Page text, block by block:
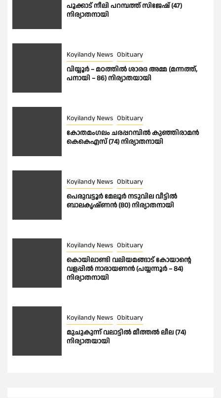
പൂക്കാട് നീലി പറമ്പത്ത് സിജേഷ് (47)
നിര്യാതനായി
Koyilandy News Obituary
വിയ്യൂർ – മഠത്തിൽ ശാരദ അമ്മ (മന്നത്ത്,
പനായി – 86) നിര്യാതയായി
Koyilandy News Obituary
കോതമംഗലം ചരപ്പറമ്പിൽ കുഞ്ഞിരാമൻ
കെകെഎസ് (74) നിര്യാതനായി
Koyilandy News Obituary
പെരുവട്ടൂർ മേലൂർ നടുവില വീട്ടിൽ
ബാലകൃഷ്ണൻ (80) നിര്യാതനായി
Koyilandy News Obituary
കൊയിലാണ്ടി വലിയമങ്ങാട് കോയാൻ്റെ
വളപ്പിൽ നാരായണൻ (പയ്യന്നൂർ – 84)
നിര്യാതനായി
Koyilandy News Obituary
മുചുകുന്ന് വലാട്ടിൽ മീത്തൽ ലീല (74)
നിര്യാതയായി